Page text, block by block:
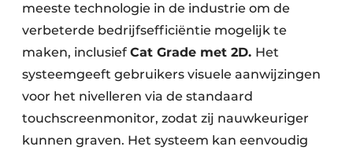
Kopen/Huren/Leasen
Sloop & Recycling
Bouwtransport
Machines & Materieel
meeste technologie in de industrie om de
verbeterde bedrijfsefficiëntie mogelijk te
maken, inclusief Cat Grade met 2D. Het
systeemgeeft gebruikers visuele aanwijzingen
voor het nivelleren via de standaard
touchscreenmonitor, zodat zij nauwkeuriger
kunnen graven. Het systeem kan eenvoudig